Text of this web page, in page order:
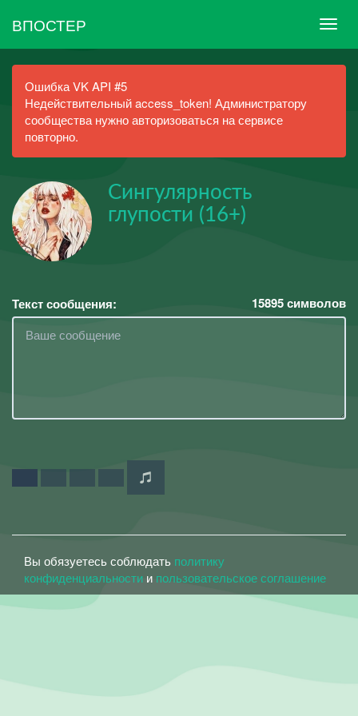
ВПОСТЕР
Ошибка VK API #5
Недействительный access_token! Администратору
сообщества нужно авторизоваться на сервисе
повторно.
Сингулярность
глупости (16+)
Текст сообщения: 15895символов
Вы обязуетесь соблюдать политику
конфиденциальности и пользовательское соглашение